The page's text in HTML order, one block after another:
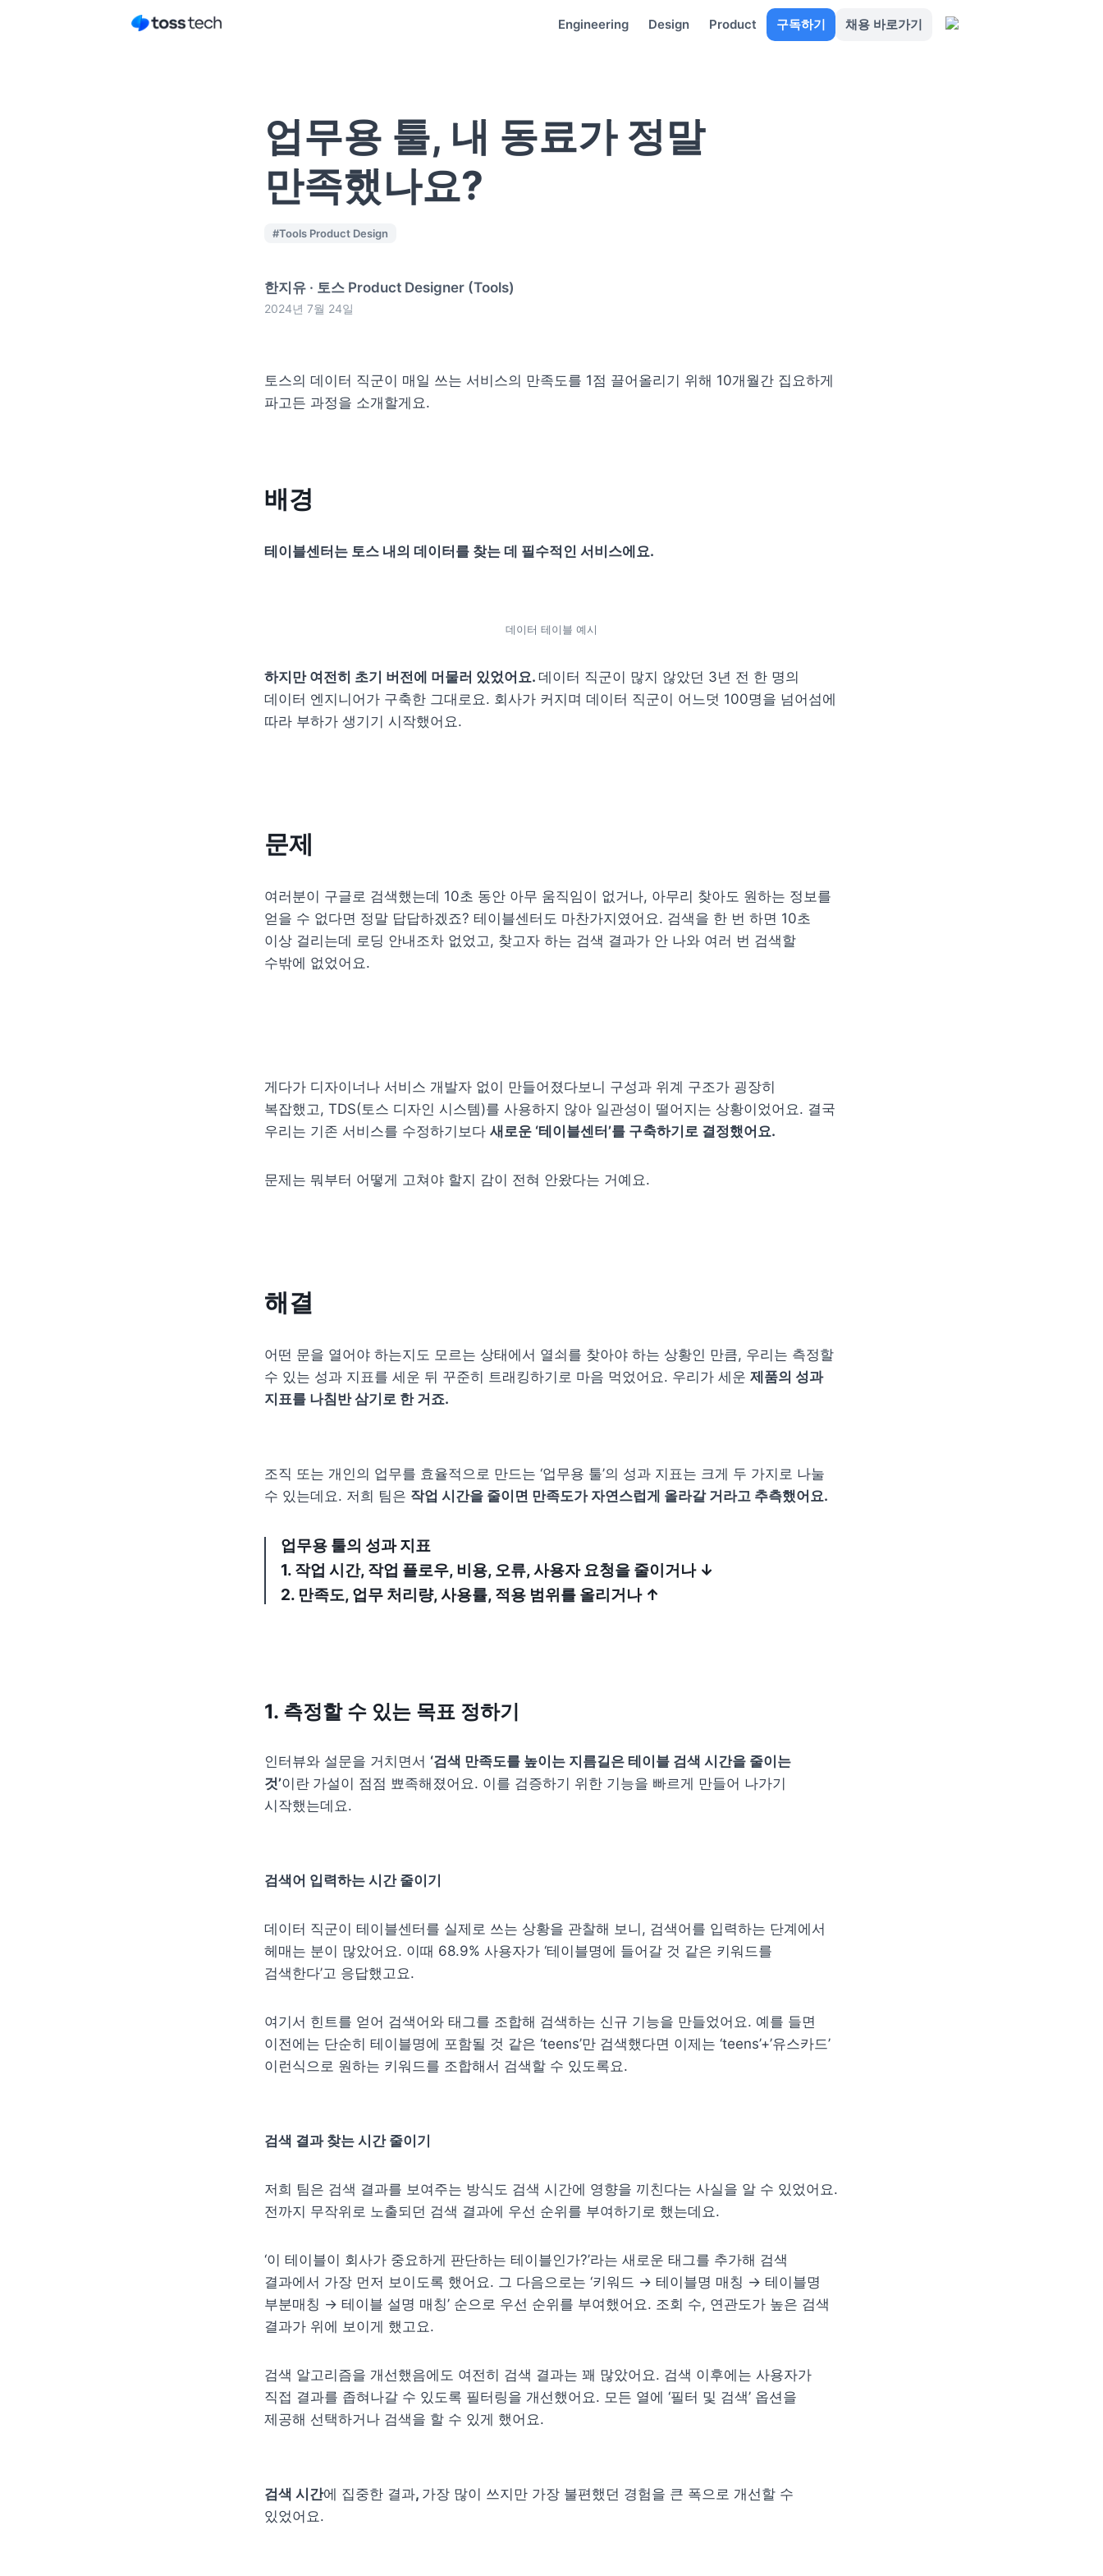
Engineering Design Product 구독하기 채용 바로가기
업무용 툴, 내 동료가 정말
만족했나요?
#Tools Product Design
한지유 · 토스 Product Designer (Tools)
2024년 7월 24일
토스의 데이터 직군이 매일 쓰는 서비스의 만족도를 1점 끌어올리기 위해 10개월간 집요하게
파고든 과정을 소개할게요.
배경
테이블센터는 토스 내의 데이터를 찾는 데 필수적인 서비스에요.
데이터 테이블 예시
하지만 여전히 초기 버전에 머물러 있었어요. 데이터 직군이 많지 않았던 3년 전 한 명의
데이터 엔지니어가 구축한 그대로요. 회사가 커지며 데이터 직군이 어느덧 100명을 넘어섬에
따라 부하가 생기기 시작했어요.
문제
여러분이 구글로 검색했는데 10초 동안 아무 움직임이 없거나, 아무리 찾아도 원하는 정보를
얻을 수 없다면 정말 답답하겠죠? 테이블센터도 마찬가지였어요. 검색을 한 번 하면 10초
이상 걸리는데 로딩 안내조차 없었고, 찾고자 하는 검색 결과가 안 나와 여러 번 검색할
수밖에 없었어요.
게다가 디자이너나 서비스 개발자 없이 만들어졌다보니 구성과 위계 구조가 굉장히
복잡했고, TDS(토스 디자인 시스템)를 사용하지 않아 일관성이 떨어지는 상황이었어요. 결국
우리는 기존 서비스를 수정하기보다 새로운 ‘테이블센터’를 구축하기로 결정했어요.
문제는 뭐부터 어떻게 고쳐야 할지 감이 전혀 안왔다는 거예요.
해결
어떤 문을 열어야 하는지도 모르는 상태에서 열쇠를 찾아야 하는 상황인 만큼, 우리는 측정할
수 있는 성과 지표를 세운 뒤 꾸준히 트래킹하기로 마음 먹었어요. 우리가 세운 제품의 성과
지표를 나침반 삼기로 한 거죠.
조직 또는 개인의 업무를 효율적으로 만드는 ‘업무용 툴’의 성과 지표는 크게 두 가지로 나눌
수 있는데요. 저희 팀은 작업 시간을 줄이면 만족도가 자연스럽게 올라갈 거라고 추측했어요.
업무용 툴의 성과 지표
1. 작업 시간
2. 만족도, 업무 처리량, 사용률, 적용 범위를 올리거나 ↑
1. 측정할 수 있는 목표 정하기
인터뷰와 설문을 거치면서 ‘검색 만족도를 높이는 지름길은 테이블 검색 시간을 줄이는
것’이란 가설이 점점 뾰족해졌어요. 이를 검증하기 위한 기능을 빠르게 만들어 나가기
시작했는데요.
검색어 입력하는 시간 줄이기
데이터 직군이 테이블센터를 실제로 쓰는 상황을 관찰해 보니, 검색어를 입력하는 단계에서
헤매는 분이 많았어요. 이때 68.9% 사용자가 ‘테이블명에 들어갈 것 같은 키워드를
검색한다’고 응답했고요.
여기서 힌트를 얻어 검색어와 태그를 조합해 검색하는 신규 기능을 만들었어요. 예를 들면
이전에는 단순히 테이블명에 포함될 것 같은 ‘teens’만 검색했다면 이제는 ‘teens’+’유스카드’
이런식으로 원하는 키워드를 조합해서 검색할 수 있도록요.
검색 결과 찾는 시간 줄이기
저희 팀은 검색 결과를 보여주는 방식도 검색 시간에 영향을 끼친다는 사실을 알 수 있었어요.
전까지 무작위로 노출되던 검색 결과에 우선 순위를 부여하기로 했는데요.
‘이 테이블이 회사가 중요하게 판단하는 테이블인가?’라는 새로운 태그를 추가해 검색
결과에서 가장 먼저 보이도록 했어요. 그 다음으로는 ‘키워드 → 테이블명 매칭 → 테이블명
부분매칭 → 테이블 설명 매칭’ 순으로 우선 순위를 부여했어요. 조회 수, 연관도가 높은 검색
결과가 위에 보이게 했고요.
검색 알고리즘을 개선했음에도 여전히 검색 결과는 꽤 많았어요. 검색 이후에는 사용자가
직접 결과를 좁혀나갈 수 있도록 필터링을 개선했어요. 모든 열에 ‘필터 및 검색’ 옵션을
제공해 선택하거나 검색을 할 수 있게 했어요.
검색 시간에 집중한 결과, 가장 많이 쓰지만 가장 불편했던 경험을 큰 폭으로 개선할 수
있었어요.